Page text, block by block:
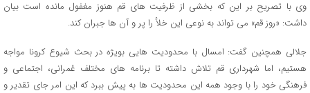
وی با تصریح بر این که بخشی از ظرفیت های قم هنوز مغفول مانده است بیان
داشت: «روز قم» می تواند به نوعی این خلأ را پر و آن ها جبران کند.
جلالی همچنین گفت: امسال با محدودیت هایی بویژه در بحث شیوع کرونا مواجه
هستیم، اما شهرداری قم تلاش داشته تا برنامه های مختلف عُمرانی، اجتماعی و
فرهنگی خود را با وجود همه این محدودیت ها به پیش ببرد که این امر جای تقدیر و